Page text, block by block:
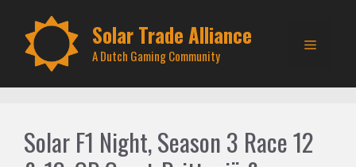
content
Solar Trade Alliance
A Dutch Gaming Community
Menu
Solar F1 Night, Season 3 Race 12